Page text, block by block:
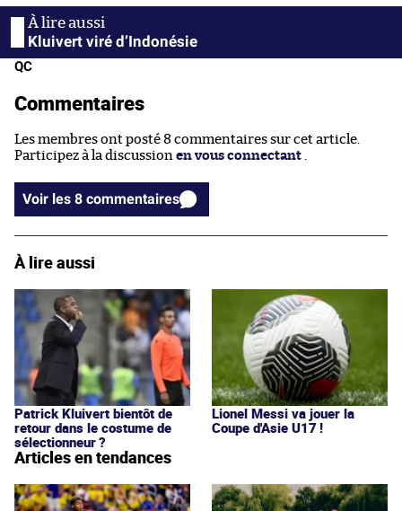
Kluivert viré d’Indonésie
QC
Commentaires
Les membres ont posté 8 commentaires sur cet article.
Participez à la discussion en vous connectant
Voir les 8 commentaires
À lire aussi
Patrick Kluivert bientôt de
retour dans le costume de
sélectionneur ?
Lionel Messi va jouer la
Coupe d'Asie U17 !
Articles en tendances